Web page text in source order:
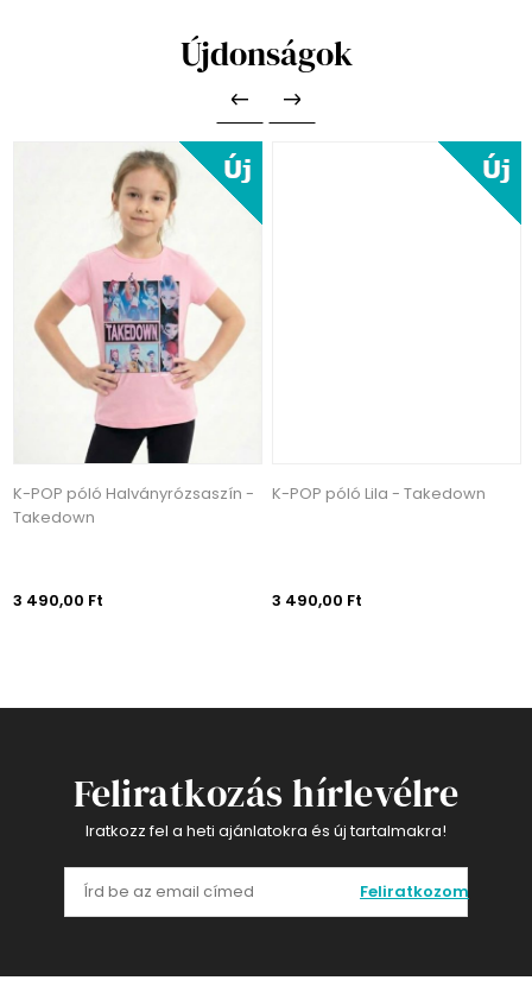
Újdonságok
K-POP póló Halványrózsaszín -
Takedown
3 490,00 Ft
K-POP póló Lila - Takedown
3 490,00 Ft
Feliratkozás hírlevélre
Iratkozz fel a heti ajánlatokra és új tartalmakra!
Feliratkozom